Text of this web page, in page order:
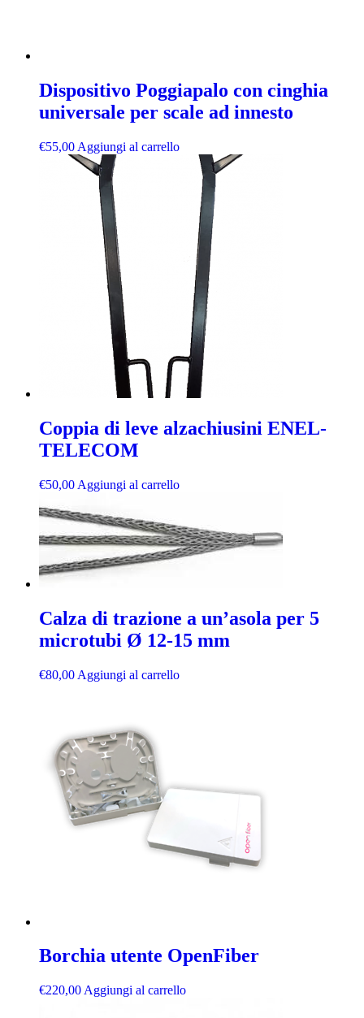
Dispositivo Poggiapalo con cinghia
universale per scale ad innesto
€55,00 Aggiungi al carrello
Coppia di leve alzachiusini ENEL-
TELECOM
€50,00 Aggiungi al carrello
Calza di trazione a un’asola per 5
microtubi Ø 12-15 mm
€80,00 Aggiungi al carrello
Borchia utente OpenFiber
€220,00 Aggiungi al carrello